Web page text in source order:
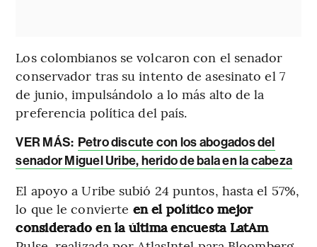
Los colombianos se volcaron con el senador
conservador tras su intento de asesinato el 7
de junio, impulsándolo a lo más alto de la
preferencia política del país.
VER MÁS: Petro discute con los abogados del
senador Miguel Uribe, herido de bala en la cabeza
El apoyo a Uribe subió 24 puntos, hasta el 57%,
lo que le convierte en el político mejor
considerado en la última encuesta LatAm